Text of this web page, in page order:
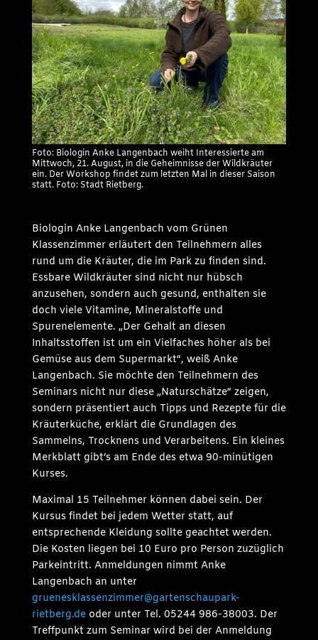
Foto: Biologin Anke Langenbach weiht Interessierte am
Mittwoch, 21. August, in die Geheimnisse der Wildkräuter
ein. Der Workshop findet zum letzten Mal in dieser Saison
statt. Foto: Stadt Rietberg.
Biologin Anke Langenbach vom Grünen
Klassenzimmer erläutert den Teilnehmern alles
rund um die Kräuter, die im Park zu finden sind.
Essbare Wildkräuter sind nicht nur hübsch
anzusehen, sondern auch gesund, enthalten sie
doch viele Vitamine, Mineralstoffe und
Spurenelemente. „Der Gehalt an diesen
Inhaltsstoffen ist um ein Vielfaches höher als bei
Gemüse aus dem Supermarkt“, weiß Anke
Langenbach. Sie möchte den Teilnehmern des
Seminars nicht nur diese „Naturschätze“ zeigen,
sondern präsentiert auch Tipps und Rezepte für die
Kräuterküche, erklärt die Grundlagen des
Sammelns, Trocknens und Verarbeitens. Ein kleines
Merkblatt gibt’s am Ende des etwa 90-minütigen
Kurses.
Maximal 15 Teilnehmer können dabei sein. Der
Kursus findet bei jedem Wetter statt, auf
entsprechende Kleidung sollte geachtet werden.
Die Kosten liegen bei 10 Euro pro Person zuzüglich
Parkeintritt. Anmeldungen nimmt Anke
Langenbach an unter
gruenesklassenzimmer@gartenschaupark-
rietberg.deoder unter Tel. 05244 986-38003. Der
Treffpunkt zum Seminar wird bei der Anmeldung